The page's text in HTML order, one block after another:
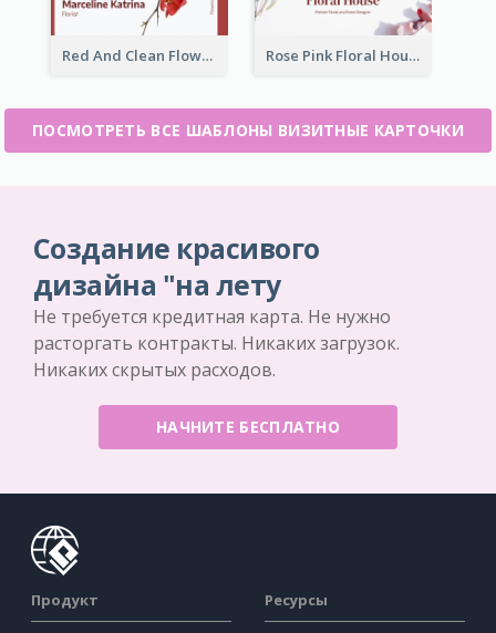
Red And Clean Flower Florist Business Card Rose Pink Floral House Business Card
ПОСМОТРЕТЬ ВСЕ ШАБЛОНЫ ВИЗИТНЫЕ КАРТОЧКИ
Создание красивого
дизайна "на лету
Не требуется кредитная карта. Не нужно
расторгать контракты. Никаких загрузок.
Никаких скрытых расходов.
НАЧНИТЕ БЕСПЛАТНО
Продукт Ресурсы